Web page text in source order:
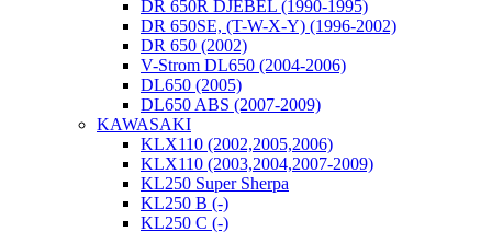
DR 650R DJEBEL (1990-1995)
DR 650SE, (T-W-X-Y) (1996-2002)
DR 650 (2002)
V-Strom DL650 (2004-2006)
DL650 (2005)
DL650 ABS (2007-2009)
KAWASAKI
KLX110 (2002,2005,2006)
KLX110 (2003,2004,2007-2009)
KL250 Super Sherpa
KL250 B (-)
KL250 C (-)